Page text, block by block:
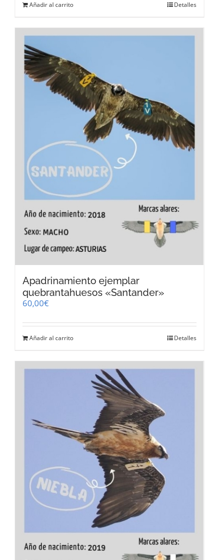
Añadir al carrito Detalles
Apadrinamiento ejemplar
quebrantahuesos «Santander»
60,00€
Añadir al carrito Detalles